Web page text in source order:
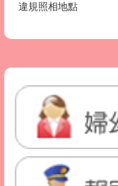
違規照相地點